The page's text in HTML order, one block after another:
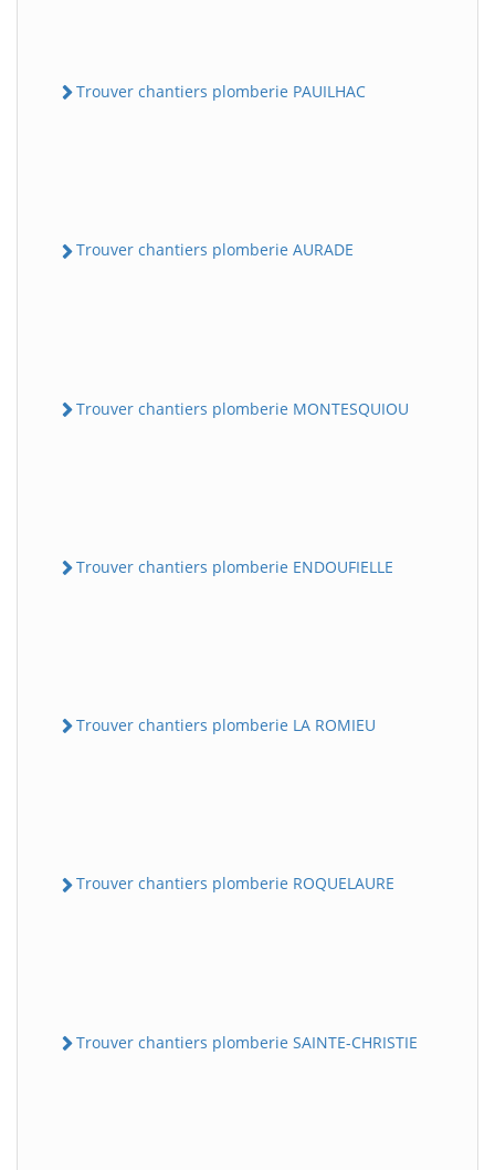
Trouver chantiers plomberie PAUILHAC
Trouver chantiers plomberie AURADE
Trouver chantiers plomberie MONTESQUIOU
Trouver chantiers plomberie ENDOUFIELLE
Trouver chantiers plomberie LA ROMIEU
Trouver chantiers plomberie ROQUELAURE
Trouver chantiers plomberie SAINTE-CHRISTIE